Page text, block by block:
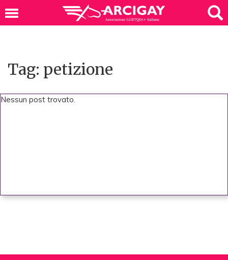
Tag: petizione
Nessun post trovato.